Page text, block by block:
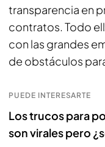
transparencia en
contratos. Todo
con las grandes
de obstáculos
PUEDE INTERESARTE
Los trucos para
son virales pero